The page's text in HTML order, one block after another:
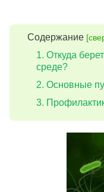
Содержание
Откуда
среде?
Основные